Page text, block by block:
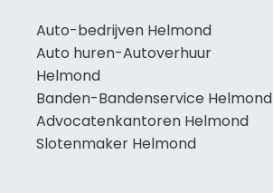
Auto-bedrijven Helmond
Auto huren-Autoverhuur
Helmond
Banden-Bandenservice Helmond
Advocatenkantoren Helmond
Slotenmaker Helmond